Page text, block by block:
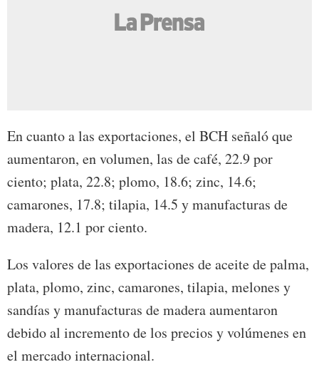
En cuanto a las exportaciones, el BCH señaló que
aumentaron, en volumen, las de café, 22.9 por
ciento; plata, 22.8; plomo, 18.6; zinc, 14.6;
camarones, 17.8; tilapia, 14.5 y manufacturas de
madera, 12.1 por ciento.
Los valores de las exportaciones de aceite de palma,
plata, plomo, zinc, camarones, tilapia, melones y
sandías y manufacturas de madera aumentaron
debido al incremento de los precios y volúmenes en
el mercado internacional.